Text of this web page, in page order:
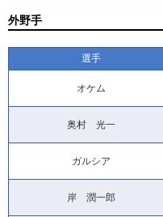
外野手
選手
オケム
奥村 光一
ガルシア
岸 潤一郎